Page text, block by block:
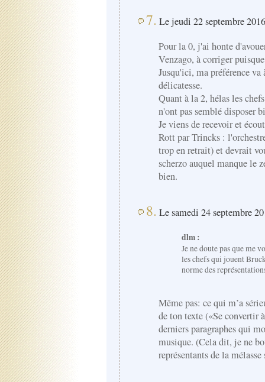
7. Le jeudi 22 septembre
Pour la 0, j'ai honte
Venzago, à corriger
Jusqu'ici, ma préférence
délicatesse.
Quant à la 2, hélas les
n'ont pas semblé disposer
Je viens de recevoir et
Rott par Trincks :
trop en retrait) et devrait
scherzo auquel manque le
bien.
8. Le samedi 24 septembre
dlm :
Je ne doute pas que me
les chefs qui jouent
norme des
Même pas: ce qui m’a
de ton texte («Se convertir
derniers paragraphes qui
musique. (Cela dit, je ne
représentants de la